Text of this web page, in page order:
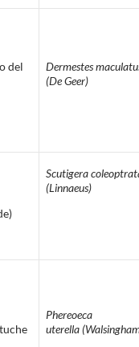
del
Dermestes
(De Geer)
Scutigera
(Linnaeus)
Phereoeca
uterella